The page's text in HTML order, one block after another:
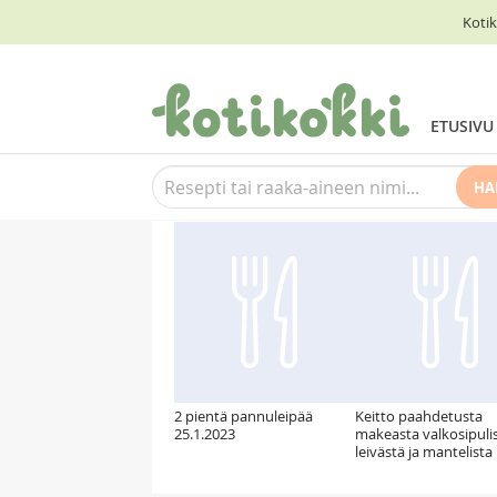
ETUSIVU
Suosittelemme myös
2 pientä pannuleipää
25.1.2023
Keitto paahdetusta
makeasta
leivästä ja mantelista